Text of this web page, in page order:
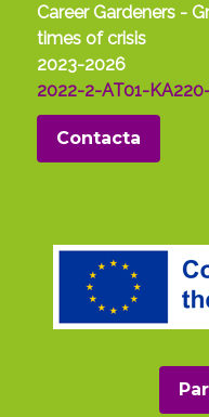
Career Gardeners -
times of crisis
2023-2026
2022-2-AT01-
Contacta